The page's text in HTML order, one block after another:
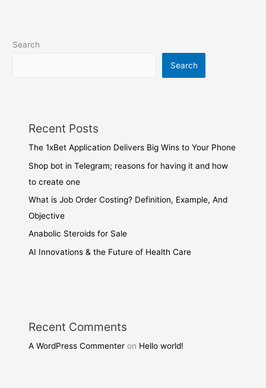
Search
Search
Recent Posts
The 1xBet Application Delivers Big Wins to Your Phone
Shop bot in Telegram; reasons for having it and how
to create one
What is Job Order Costing? Definition, Example, And
Objective
Anabolic Steroids for Sale
AI Innovations & the Future of Health Care
Recent Comments
A WordPress Commenter on Hello world!